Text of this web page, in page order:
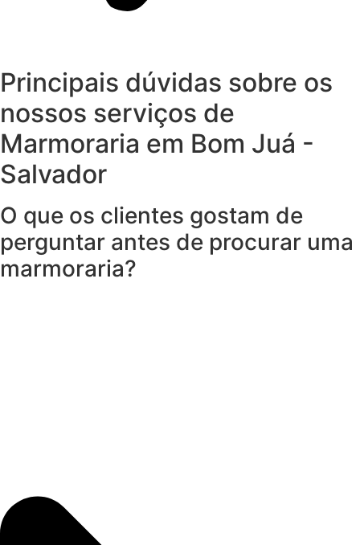
Principais dúvidas sobre os
nossos serviços de
Marmoraria em Bom Juá -
Salvador
O que os clientes gostam de
perguntar antes de procurar uma
marmoraria?